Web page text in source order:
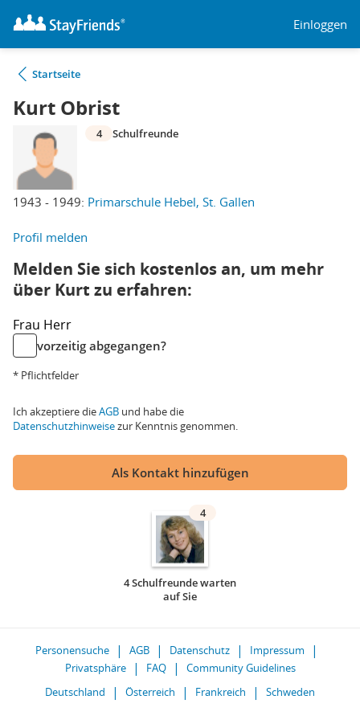
Einloggen
Startseite
Kurt Obrist
1943 - 1949: Primarschule Hebel, St. Gallen
4 Schulfreunde
Profil melden
Melden Sie sich kostenlos an, um mehr
über Kurt zu erfahren:
Frau Herr
vorzeitig abgegangen?
* Pflichtfelder
Ich akzeptiere dieAGB und habe die
Datenschutzhinweisezur Kenntnis genommen.
Als Kontakt hinzufügen
4
4 Schulfreunde warten
auf Sie
Personensuche AGB Datenschutz
Impressum
Privatsphäre
FAQ
Community Guidelines
Deutschland
Österreich Frankreich Schweden